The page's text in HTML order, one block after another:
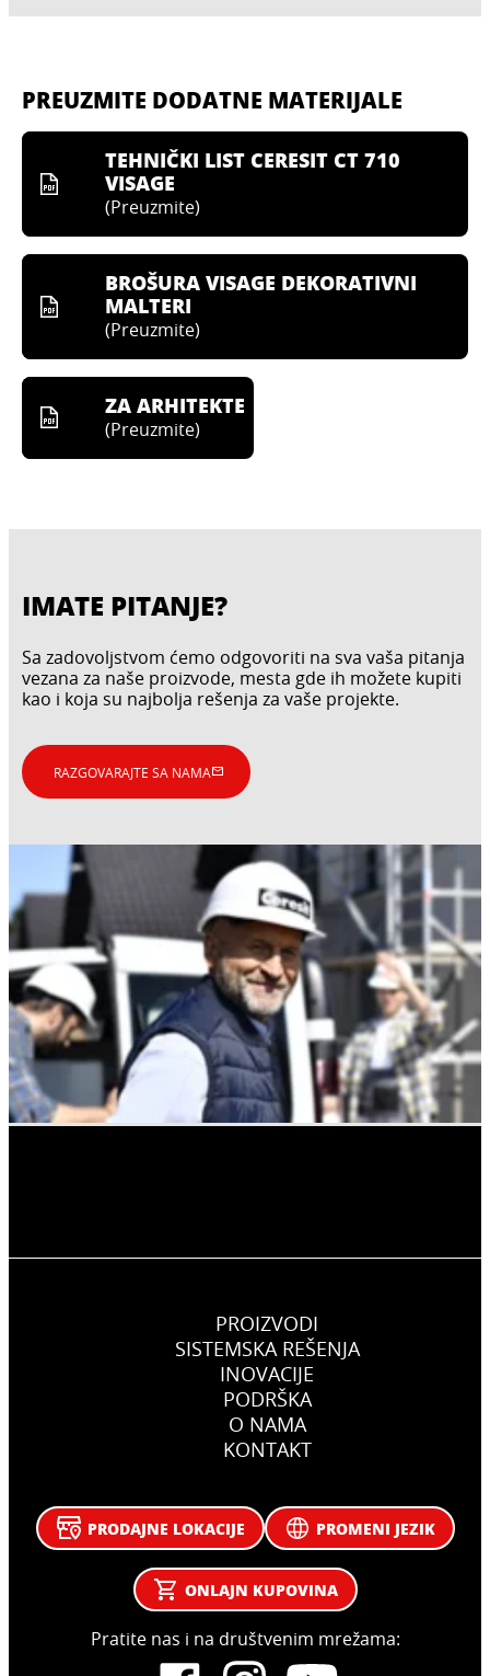
PREUZMITE DODATNE MATERIJALE
TEHNIČKI LIST CERESIT CT 710
VISAGE
(Preuzmite)
BROŠURA VISAGE DEKORATIVNI
MALTERI
(Preuzmite)
ZA ARHITEKTE
(Preuzmite)
IMATE PITANJE?
Sa zadovoljstvom ćemo odgovoriti na sva vaša pitanja
vezana za naše proizvode, mesta gde ih možete kupiti
kao i koja su najbolja rešenja za vaše projekte.
RAZGOVARAJTE SA NAMA
PROIZVODI
SISTEMSKA REŠENJA
INOVACIJE
PODRŠKA
O NAMA
KONTAKT
PRODAJNE LOKACIJE PROMENI JEZIK
ONLAJN KUPOVINA
Pratite nas i na društvenim mrežama: